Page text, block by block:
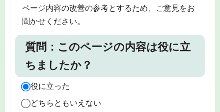
ページ内容の改善の参考とするため、ご意見をお
聞かせください。
質問：このページの内容は役に立
ちましたか？
役に立った
どちらともいえない